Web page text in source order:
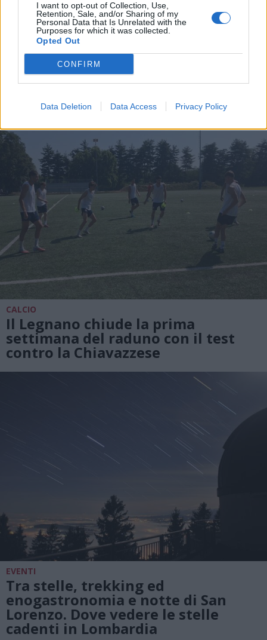
I want to opt-out of Collection, Use,
Retention, Sale, and/or Sharing of my
Personal Data that Is Unrelated with the
Purposes for which it was collected.
Opted Out
CONFIRM
Data Deletion Data Access Privacy Policy
PALIO DI LEGNANO
A tu per tu con la reggenza: la
contrada San Domenico pronta a
ripartire per il Palio 2027
CALCIO
Il Legnano chiude la prima
settimana del raduno con il test
contro la Chiavazzese
EVENTI
Tra stelle, trekking ed
enogastronomia e notte di San
Lorenzo. Dove vedere le stelle
cadenti in Lombardia